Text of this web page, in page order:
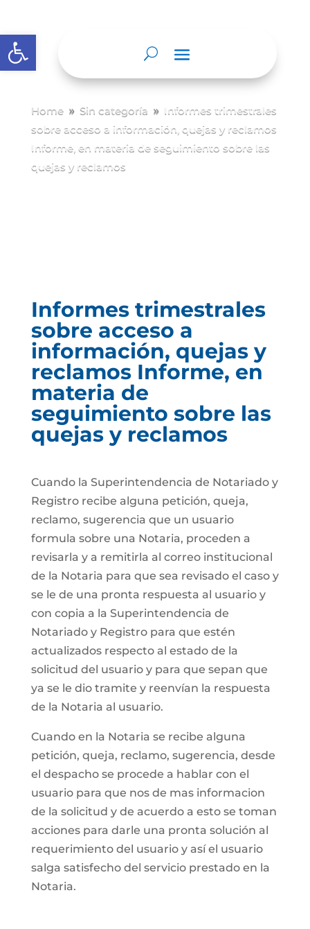
Abrir barra de herramientas
Home 9 Sin categoría 9 Informes trimestrales
sobre acceso a información, quejas y reclamos
Informe, en materia de seguimiento sobre las
quejas y reclamos
Informes trimestrales
sobre acceso a
información, quejas y
reclamos Informe, en
materia de
seguimiento sobre las
quejas y reclamos
Cuando la Superintendencia de Notariado y
Registro recibe alguna petición, queja,
reclamo, sugerencia que un usuario
formula sobre una Notaria, proceden a
revisarla y a remitirla al correo institucional
de la Notaria para que sea revisado el caso y
se le de una pronta respuesta al usuario y
con copia a la Superintendencia de
Notariado y Registro para que estén
actualizados respecto al estado de la
solicitud del usuario y para que sepan que
ya se le dio tramite y reenvían la respuesta
de la Notaria al usuario.
Cuando en la Notaria se recibe alguna
petición, queja, reclamo, sugerencia, desde
el despacho se procede a hablar con el
usuario para que nos de mas informacion
de la solicitud y de acuerdo a esto se toman
acciones para darle una pronta solución al
requerimiento del usuario y así el usuario
salga satisfecho del servicio prestado en la
Notaria.